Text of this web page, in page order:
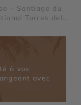
- Santiago du
Torres del
à vos
avec